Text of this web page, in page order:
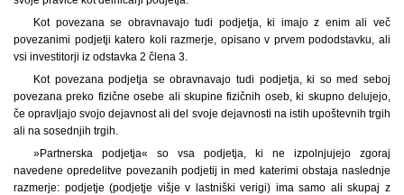
Kot povezana se obravnavajo tudi podjetja, ki imajo z enim ali več
povezanimi podjetji katero koli razmerje, opisano v prvem pododstavku, ali
vsi investitorji iz odstavka 2 člena 3.
Kot povezana podjetja se obravnavajo tudi podjetja, ki so med seboj
povezana preko fizične osebe ali skupine fizičnih oseb, ki skupno delujejo,
če opravljajo svojo dejavnost ali del svoje dejavnosti na istih upoštevnih trgih
ali na sosednjih trgih.
»Partnerska podjetja« so vsa podjetja, ki ne izpolnjujejo zgoraj
navedene opredelitve povezanih podjetij in med katerimi obstaja naslednje
razmerje: podjetje (podjetje višje v lastniški verigi) ima samo ali skupaj z